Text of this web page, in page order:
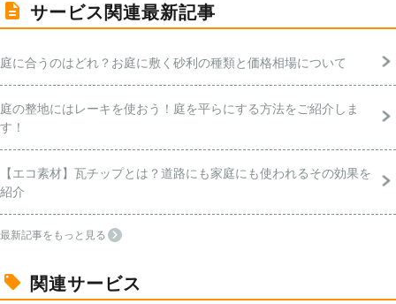
サービス関連最新記事
庭に合うのはどれ？お庭に敷く砂利の種類と価格相場について
庭の整地にはレーキを使おう！庭を平らにする方法をご紹介しま
す！
【エコ素材】瓦チップとは？道路にも家庭にも使われるその効果を
紹介
最新記事をもっと見る
関連サービス